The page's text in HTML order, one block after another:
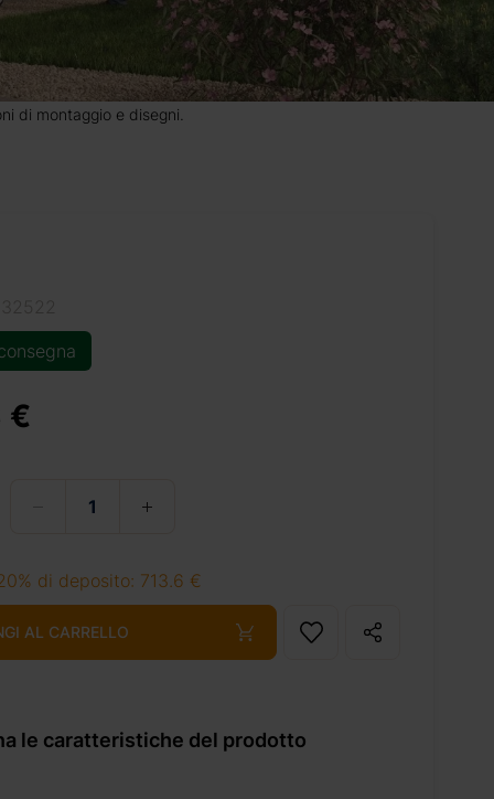
di montaggio e disegni.
€
di deposito: 713.6 €
AL CARRELLO
le caratteristiche del prodotto